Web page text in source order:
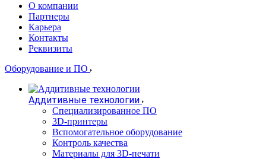
О компании
Партнеры
Карьера
Контакты
Реквизиты
Оборудование и ПО
Аддитивные технологии
Специализированное ПО
3D-принтеры
Вспомогательное оборудование
Контроль качества
Материалы для 3D-печати